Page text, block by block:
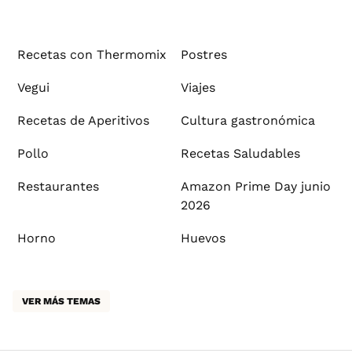
Recetas con Thermomix Postres
Vegui Viajes
Recetas de Aperitivos Cultura gastronómica
Pollo Recetas Saludables
Restaurantes
Amazon Prime Day junio
2026
Horno Huevos
VER MÁS TEMAS